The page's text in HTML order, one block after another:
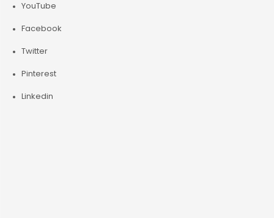
YouTube
Facebook
Twitter
Pinterest
Linkedin